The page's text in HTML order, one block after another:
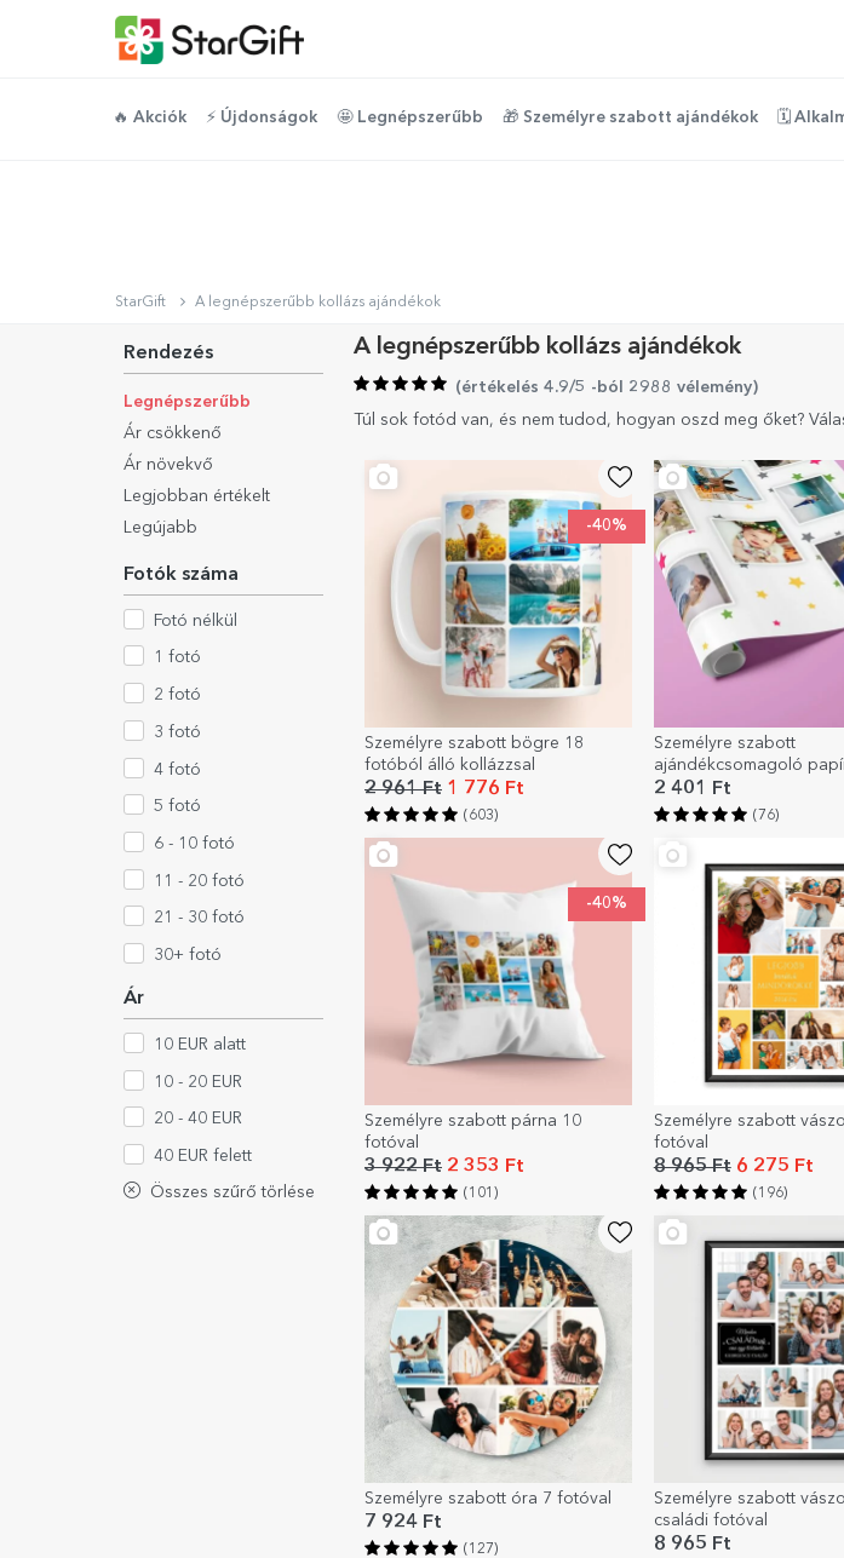
🔥 Akciók ⚡️ Újdonságok 🤩 Legnépszerűbb 🎁 Személyre szabott ajándékok 🗓️
StarGift A legnépszerűbb kollázs ajándékok
Rendezés
Legnépszerűbb
Ár csökkenő
Ár növekvő
Legjobban értékelt
Legújabb
Fotók száma
Fotó nélkül
1 fotó
2 fotó
3 fotó
4 fotó
5 fotó
6 - 10 fotó
11 - 20 fotó
21 - 30 fotó
30+ fotó
Ár
10 EUR alatt
10 - 20 EUR
20 - 40 EUR
40 EUR felett
Összes szűrő törlése
A legnépszerűbb kollázs ajándékok
(értékelés 4.9/5 -ból 2988 vélemény)
Túl sok fotód van, és nem tudod, hogyan oszd meg őket?
-40%
Személyre szabott bögre 18
fotóból álló kollázzsal
2 961 Ft 1 776 Ft
(603)
Személyre szabott
ajándékcsomagoló
fotóval, színes
díszített háttérrel
2 401 Ft
(76)
-40%
Személyre szabott párna 10
fotóval
3 922 Ft 2 353 Ft
(101)
Személyre szabott
fotóval
8 965 Ft6 275 Ft
(196)
Személyre szabott óra 7 fotóval
7 924 Ft
(127)
Személyre szabott
családi fotóval
8 965 Ft